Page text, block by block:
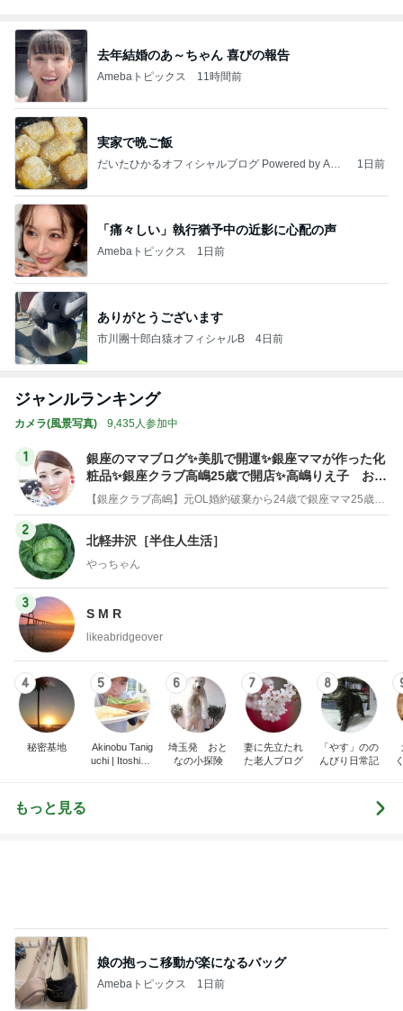
去年結婚のあ～ちゃん 喜びの報告
Amebaトピックス 11時間前
実家で晩ご飯
だいたひかるオフィシャルブログ Powered by Ame
1日前
「痛々しい」執行猶予中の近影に心配の声
Amebaトピックス 1日前
ありがとうございます
市川團十郎白猿オフィシャルB 4日前
ジャンルランキング
カメラ(風景写真) 9,435人参加中
1
銀座のママブログ✨美肌で開運✨銀座ママが作った化
粧品✨銀座クラブ高嶋25歳で開店✨高嶋りえ子 お着
物でエルメス バーキン コーデ
【銀座クラブ高嶋】元OL婚約破棄から24歳で銀座ママ25歳でオーナーママ銀座 美肌で開運♡パワースポット巡り高嶋りえ子ブログ
2
北軽井沢［半住人生活］
やっちゃん
3
S M R
likeabridgeover
4
秘密基地
5
Akinobu Tanig
uchi | Itoshima
6
埼玉発 おと
なの小探険
7
妻に先立たれ
た老人ブログ
8
「やす」のの
んびり日常記
もっと見る
娘の抱っこ移動が楽になるバッグ
Amebaトピックス 1日前